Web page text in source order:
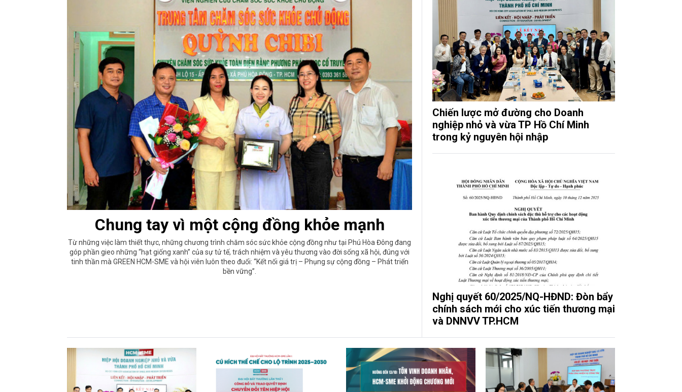
Chung tay vì một cộng đồng khỏe mạnh
Từ những việc làm thiết thực, những chương trình chăm sóc sức khỏe cộng đồng như tại Phú Hòa Đông đang
góp phần gieo những “hạt giống xanh” của sự tử tế, trách nhiệm và yêu thương vào đời sống xã hội, đúng với
tinh thần mà GREEN HCM-SME và hội viên luôn theo đuổi: “Kết nối giá trị – Phụng sự cộng đồng – Phát triển
bền vững”.
Chiến lược mở đường cho Doanh
nghiệp nhỏ và vừa TP Hồ Chí Minh
trong kỷ nguyên hội nhập
Nghị quyết 60/2025/NQ-HĐND: Đòn bẩy
chính sách mới cho xúc tiến thương mại
và DNNVV TP.HCM